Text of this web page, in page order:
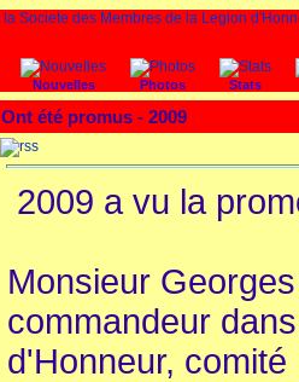
Nouvelles Photos Stats
Ont été promus - 2009
2009 a vu la
Monsieur
commandeur
d'Honneur,